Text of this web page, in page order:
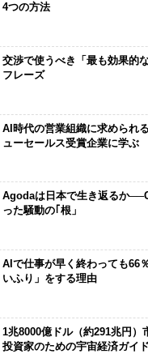
4つの方法
交渉で使うべき「最も効果的
フレーズ
AI時代の営業組織に求められ
ューセールス受賞企業に学ぶ
Agodaは日本で生き返るか
った騒動の｢根」
AIで仕事が早く終わっても66
いふり」をする理由
1兆8000億ドル（約291兆円）
投資家のための宇宙経済ガイド